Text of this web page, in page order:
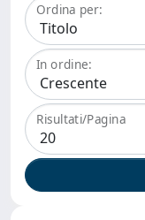
Ordina per:
In ordine:
Risultati/Pagina